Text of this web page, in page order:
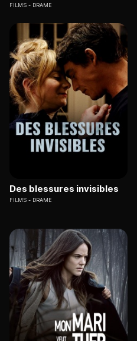
FILMS DRAME
Des blessures invisibles
FILMS DRAME